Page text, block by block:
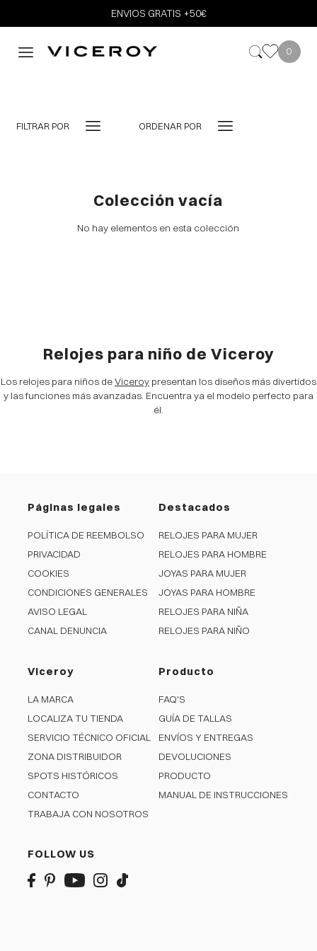
ENVIOS GRATIS +50€
0
FILTRAR POR ORDENAR POR
Colección vacía
No hay elementos en esta colección
Relojes para niño de Viceroy
Los relojes para niños deViceroy presentan los diseños más divertidos
y las funciones más avanzadas. Encuentra ya el modelo perfecto para
él.
Páginas legales
POLÍTICA DE REEMBOLSO
PRIVACIDAD
COOKIES
CONDICIONES GENERALES
AVISO LEGAL
CANAL DENUNCIA
Destacados
RELOJES PARA MUJER
RELOJES PARA HOMBRE
JOYAS PARA MUJER
JOYAS PARA HOMBRE
RELOJES PARA NIÑA
RELOJES PARA NIÑO
Viceroy
LA MARCA
LOCALIZA TU TIENDA
SERVICIO TÉCNICO OFICIAL
ZONA DISTRIBUIDOR
SPOTS HISTÓRICOS
CONTACTO
TRABAJA CON NOSOTROS
Producto
FAQ'S
GUÍA DE TALLAS
ENVÍOS Y ENTREGAS
DEVOLUCIONES
PRODUCTO
MANUAL DE INSTRUCCIONES
FOLLOW US